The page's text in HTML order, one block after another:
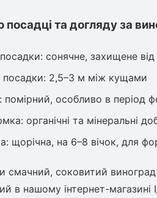
посадці та догляду за
сонячне, захищене
2,5–3 м між кущами
помірний, особливо в період
органічні та мінеральні
щорічна, на 6–8 вічок, для
смачний, соковитий
в нашому інтернет-